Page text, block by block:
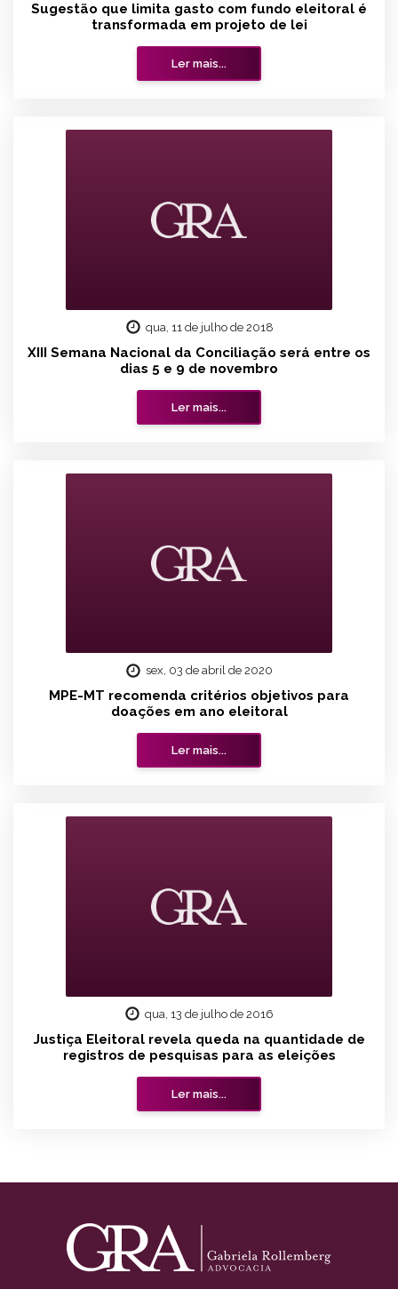
Sugestão que limita gasto com fundo eleitoral é
transformada em projeto de lei
Ler mais...
qua, 11 de julho de 2018
XIII Semana Nacional da Conciliação será entre os
dias 5 e 9 de novembro
Ler mais...
sex, 03 de abril de 2020
MPE-MT recomenda critérios objetivos para
doações em ano eleitoral
Ler mais...
qua, 13 de julho de 2016
Justiça Eleitoral revela queda na quantidade de
registros de pesquisas para as eleições
Ler mais...